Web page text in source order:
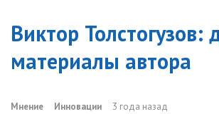
Виктор Толстогузов:
материалы автора
Мнение Инновации 3 года назад